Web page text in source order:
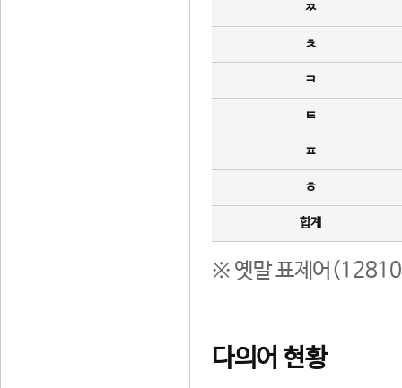
ㅉ
ㅊ
ㅋ
ㅌ
ㅍ
ㅎ
합계
※ 옛말 표제어(12810
다의어 현황